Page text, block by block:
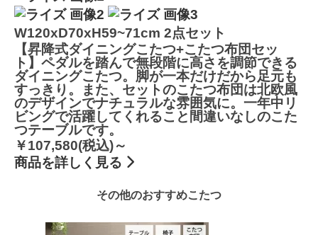
W120xD70xH59~71cm 2点セット
【昇降式ダイニングこたつ+こたつ布団セッ
ト】 ペダルを踏んで無段階に高さを調節できる
ダイニングこたつ。脚が一本だけだから足元も
すっきり。また、セットのこたつ布団は北欧風
のデザインでナチュラルな雰囲気に。一年中リ
ビングで活躍してくれること間違いなしのこた
つテーブルです。
￥107,580(税込)～
商品を詳しく見る
その他のおすすめこたつ